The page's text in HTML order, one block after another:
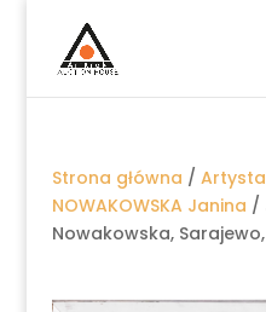
Strona główna / Artysta
NOWAKOWSKA Janina /
Nowakowska, Sarajewo,